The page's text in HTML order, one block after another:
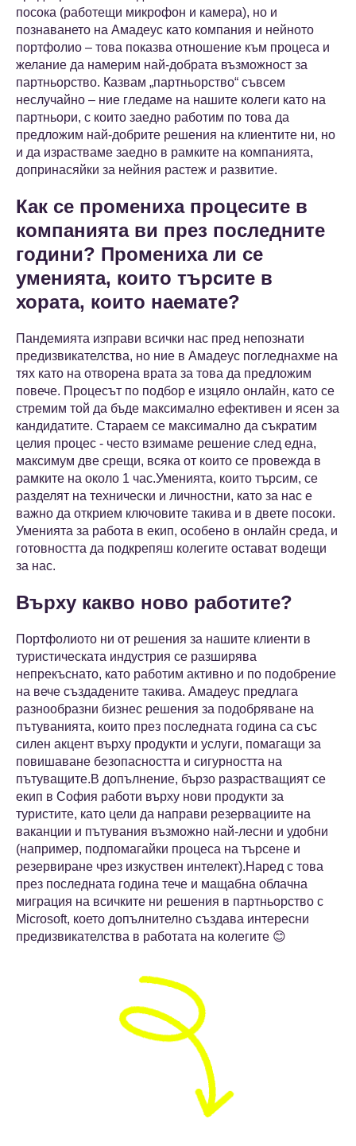
посока (работещи микрофон и камера), но и
познаването на Амадеус като компания и нейното
портфолио – това показва отношение към процеса и
желание да намерим най-добрата възможност за
партньорство. Казвам „партньорство“ съвсем
неслучайно – ние гледаме на нашите колеги като на
партньори, с които заедно работим по това да
предложим най-добрите решения на клиентите ни, но
и да израстваме заедно в рамките на компанията,
допринасяйки за нейния растеж и развитие.
Как се промениха процесите в
компанията ви през последните
години? Промениха ли се
уменията, които търсите в
хората, които наемате?
Пандемията изправи всички нас пред непознати
предизвикателства, но ние в Амадеус погледнахме на
тях като на отворена врата за това да предложим
повече. Процесът по подбор е изцяло онлайн, като се
стремим той да бъде максимално ефективен и ясен за
кандидатите. Стараем се максимално да съкратим
целия процес - често взимаме решение след една,
максимум две срещи, всяка от които се провежда в
рамките на около 1 час.Уменията, които търсим, се
разделят на технически и личностни, като за нас е
важно да открием ключовите такива и в двете посоки.
Уменията за работа в екип, особено в онлайн среда, и
готовността да подкрепяш колегите остават водещи
за нас.
Върху какво ново работите?
Портфолиото ни от решения за нашите клиенти в
туристическата индустрия се разширява
непрекъснато, като работим активно и по подобрение
на вече създадените такива. Амадеус предлага
разнообразни бизнес решения за подобряване на
пътуванията, които през последната година са със
силен акцент върху продукти и услуги, помагащи за
повишаване безопасността и сигурността на
пътуващите.В допълнение, бързо разрастващият се
екип в София работи върху нови продукти за
туристите, като цели да направи резервациите на
ваканции и пътувания възможно най-лесни и удобни
(например, подпомагайки процеса на търсене и
резервиране чрез изкуствен интелект).Наред с това
през последната година тече и мащабна облачна
миграция на всичките ни решения в партньорство с
Microsoft, което допълнително създава интересни
предизвикателства в работата на колегите 😊